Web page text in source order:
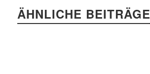
ÄHNLICHE BEITRÄGE